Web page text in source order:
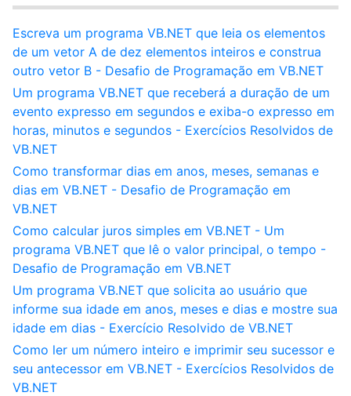
Escreva um programa VB.NET que leia os elementos
de um vetor A de dez elementos inteiros e construa
outro vetor B - Desafio de Programação em VB.NET
Um programa VB.NET que receberá a duração de um
evento expresso em segundos e exiba-o expresso em
horas, minutos e segundos - Exercícios Resolvidos de
VB.NET
Como transformar dias em anos, meses, semanas e
dias em VB.NET - Desafio de Programação em
VB.NET
Como calcular juros simples em VB.NET - Um
programa VB.NET que lê o valor principal, o tempo -
Desafio de Programação em VB.NET
Um programa VB.NET que solicita ao usuário que
informe sua idade em anos, meses e dias e mostre sua
idade em dias - Exercício Resolvido de VB.NET
Como ler um número inteiro e imprimir seu sucessor e
seu antecessor em VB.NET - Exercícios Resolvidos de
VB.NET